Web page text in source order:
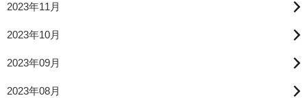
2023年11月
2023年10月
2023年09月
2023年08月